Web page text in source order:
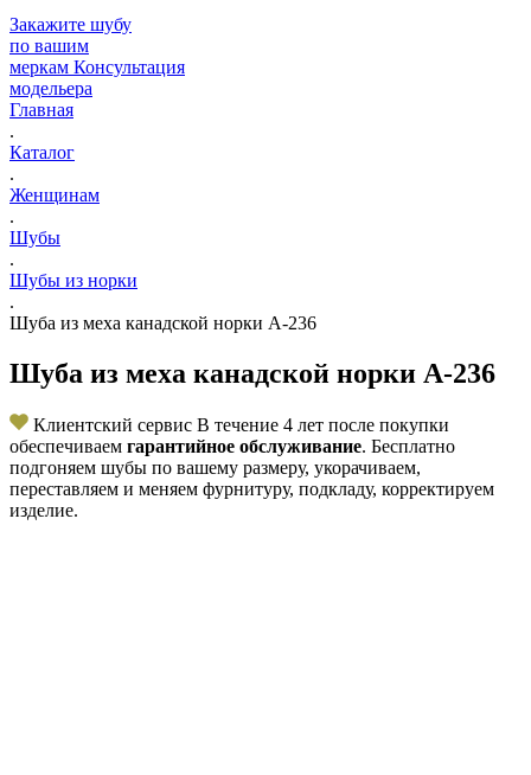
Закажите шубу
по вашим
меркам Консультация
модельера
Главная
.
Каталог
.
Женщинам
.
Шубы
.
Шубы из норки
.
Шуба из меха канадской норки А-236
Шуба из меха канадской норки А-236
Клиентский сервис В течение 4 лет после покупки
обеспечиваем гарантийное обслуживание. Бесплатно
подгоняем шубы по вашему размеру, укорачиваем,
переставляем и меняем фурнитуру, подкладу, корректируем
изделие.